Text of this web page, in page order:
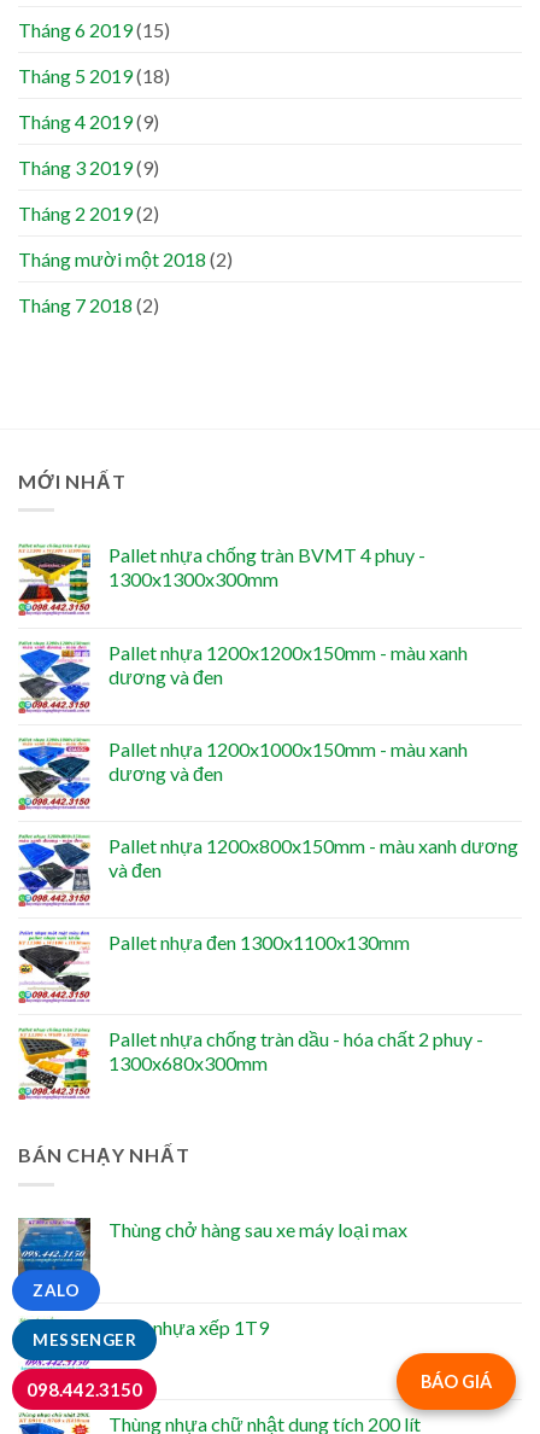
Tháng 6 2019(15)
Tháng 5 2019(18)
Tháng 4 2019(9)
Tháng 3 2019(9)
Tháng 2 2019(2)
Tháng mười một 2018 (2)
Tháng 7 2018 (2)
MỚI NHẤT
Pallet nhựa chống tràn BVMT 4 phuy -
1300x1300x300mm
Pallet nhựa 1200x1200x150mm - màu xanh
dương và đen
Pallet nhựa 1200x1000x150mm - màu xanh
dương và đen
Pallet nhựa 1200x800x150mm - màu xanh dương
và đen
Pallet nhựa đen 1300x1100x130mm
Pallet nhựa chống tràn dầu - hóa chất 2 phuy -
1300x680x300mm
BÁN CHẠY NHẤT
Thùng chở hàng sau xe máy loại max
Sóng nhựa xếp 1T9
Thùng nhựa chữ nhật dung tích 200 lít
BÁO GIÁ
MESSENGER
ZALO
098.442.3150